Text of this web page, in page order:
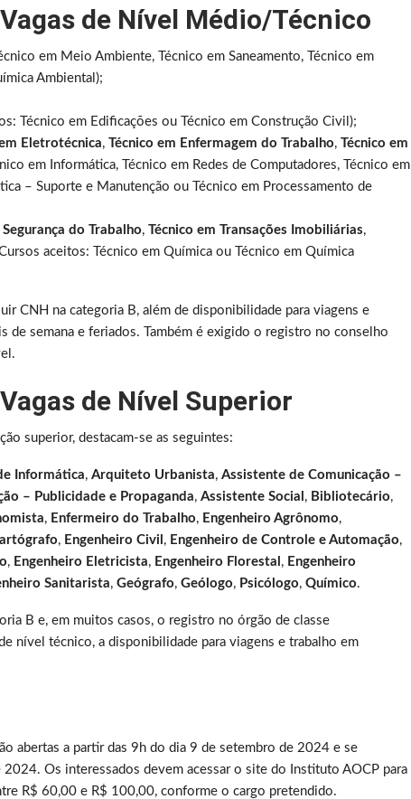
de Nível Médio/Técnico
em Meio Ambiente, Técnico em Saneamento, Técnico em
Ambiental);
Técnico em Edificações ou Técnico em Construção Civil);
Eletrotécnica, Técnico em Enfermagem do Trabalho, Técnico em
em Informática, Técnico em Redes de Computadores, Técnico em
– Suporte e Manutenção ou Técnico em Processamento de
do Trabalho, Técnico em Transações Imobiliárias,
aceitos: Técnico em Química ou Técnico em Química
CNH na categoria B, além de disponibilidade para viagens e
de semana e feriados. Também é exigido o registro no conselho
de Nível Superior
superior, destacam-se as seguintes:
Informática, Arquiteto Urbanista, Assistente de Comunicação –
– Publicidade e Propaganda, Assistente Social , Bibliotecário,
, Enfermeiro do Trabalho, Engenheiro Agrônomo,
, Engenheiro Civil , Engenheiro de Controle e Automação,
, Engenheiro Eletricista, Engenheiro Florestal , Engenheiro
Sanitarista, Geógrafo, Geólogo, Psicólogo, Químico.
B e, em muitos casos, o registro no órgão de classe
nível técnico, a disponibilidade para viagens e trabalho em
abertas a partir das 9h do dia 9 de setembro de 2024 e se
Os interessados devem acessar o site do Instituto AOCP para
R$ 60,00 e R$ 100,00, conforme o cargo pretendido.